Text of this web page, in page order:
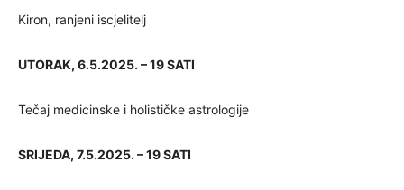
Kiron, ranjeni iscjelitelj
UTORAK, 6.5.2025. – 19 SATI
Tečaj medicinske i holističke astrologije
SRIJEDA, 7.5.2025. – 19 SATI